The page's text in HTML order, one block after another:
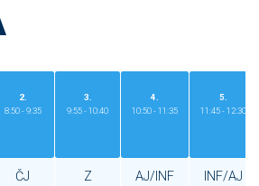
2.
8:50 - 9:35
3.
9:55 - 10:40
4.
10:50 - 11:35
5.
11:45 - 12:30
ČJ Z AJ/INF INF/AJ